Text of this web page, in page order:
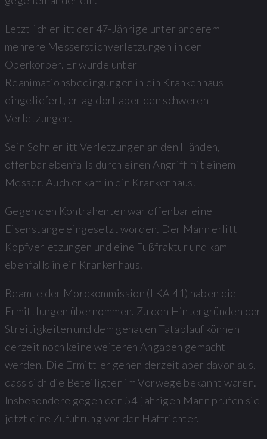
Letztlich erlitt der 47-Jährige unter anderem
mehrere Messerstichverletzungen in den
Oberkörper. Er wurde unter
Reanimationsbedingungen in ein Krankenhaus
eingeliefert, erlag dort aber den schweren
Verletzungen.
Sein Sohn erlitt Verletzungen an den Händen,
offenbar ebenfalls durch einen Angriff mit einem
Messer. Auch er kam in ein Krankenhaus.
Gegen den Kontrahenten war offenbar eine
Eisenstange eingesetzt worden. Der Mann erlitt
Kopfverletzungen und eine Fußfraktur und kam
ebenfalls in ein Krankenhaus.
Beamte der Mordkommission (LKA 41) haben die
Ermittlungen übernommen. Zu den Hintergründen der
Streitigkeiten und dem genauen Tatablauf können
derzeit noch keine weiteren Angaben gemacht
werden. Die Ermittler gehen derzeit aber davon aus,
dass sich die Beteiligten im Vorwege bekannt waren.
Insbesondere gegen den 54-jährigen Mann prüfen sie
jetzt eine Zuführung vor den Haftrichter.